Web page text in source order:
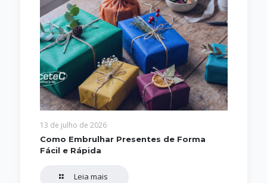
13 de julho de 2026
Como Embrulhar Presentes de Forma
Fácil e Rápida
Leia mais